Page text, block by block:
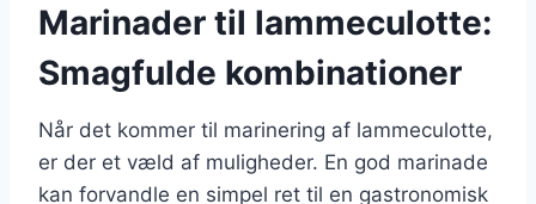
Marinader til lammeculotte:
Smagfulde kombinationer
Når det kommer til marinering af lammeculotte,
er der et væld af muligheder. En god marinade
kan forvandle en simpel ret til en gastronomisk